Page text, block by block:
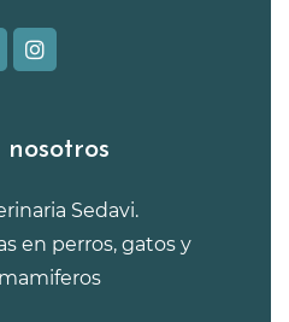
nosotros
Sedavi.
en perros, gatos y